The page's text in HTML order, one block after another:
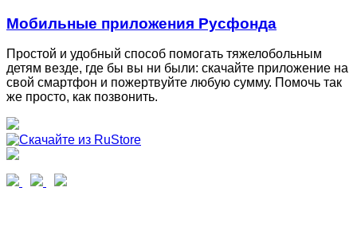
Мобильные приложения Русфонда
Простой и удобный способ помогать тяжелобольным
детям везде, где бы вы ни были: скачайте приложение на
свой смартфон и пожертвуйте любую сумму. Помочь так
же просто, как позвонить.